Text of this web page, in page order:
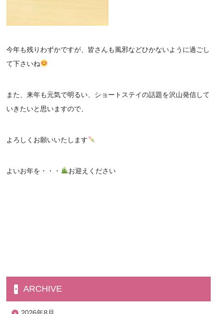
今年も残りわずかですが、皆さんも風邪などひかないように過ごし
て下さいね
また、来年も元気で明るい、ショートステイの話題を沢山発信して
いきたいと思いますので、
よろしくお願いいたします
よいお年を・・・ お迎えください
ARCHIVE